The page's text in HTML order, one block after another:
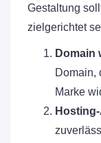
Gestaltung
zielgerichtet
Domain
Domain,
Marke